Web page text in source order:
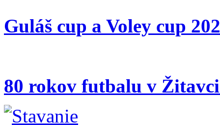
Guláš cup a Voley cup
80 rokov futbalu v